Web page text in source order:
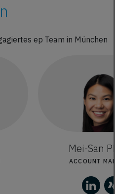
ep Team in München
Mei-San
ACCOUNT